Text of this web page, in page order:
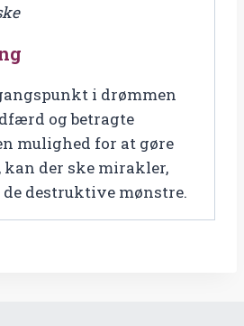
i drømmen
og betragte
mulighed for at gøre
kan der ske mirakler,
destruktive mønstre.